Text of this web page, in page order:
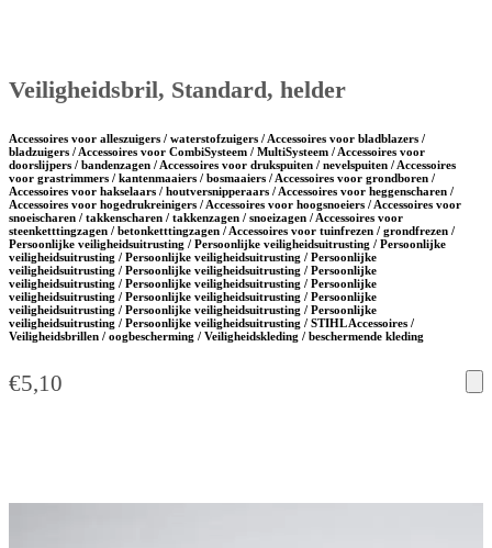
Veiligheidsbril, Standard, helder
Accessoires voor alleszuigers / waterstofzuigers / Accessoires voor bladblazers /
bladzuigers / Accessoires voor CombiSysteem / MultiSysteem / Accessoires voor
doorslijpers / bandenzagen / Accessoires voor drukspuiten / nevelspuiten / Accessoires
voor grastrimmers / kantenmaaiers / bosmaaiers / Accessoires voor grondboren /
Accessoires voor hakselaars / houtversnipperaars / Accessoires voor heggenscharen /
Accessoires voor hogedrukreinigers / Accessoires voor hoogsnoeiers / Accessoires voor
snoeischaren / takkenscharen / takkenzagen / snoeizagen / Accessoires voor
steenketttingzagen / betonketttingzagen / Accessoires voor tuinfrezen / grondfrezen /
Persoonlijke veiligheidsuitrusting / Persoonlijke veiligheidsuitrusting / Persoonlijke
veiligheidsuitrusting / Persoonlijke veiligheidsuitrusting / Persoonlijke
veiligheidsuitrusting / Persoonlijke veiligheidsuitrusting / Persoonlijke
veiligheidsuitrusting / Persoonlijke veiligheidsuitrusting / Persoonlijke
veiligheidsuitrusting / Persoonlijke veiligheidsuitrusting / Persoonlijke
veiligheidsuitrusting / Persoonlijke veiligheidsuitrusting / Persoonlijke
veiligheidsuitrusting / Persoonlijke veiligheidsuitrusting / STIHL Accessoires /
Veiligheidsbrillen / oogbescherming / Veiligheidskleding / beschermende kleding
€5,10